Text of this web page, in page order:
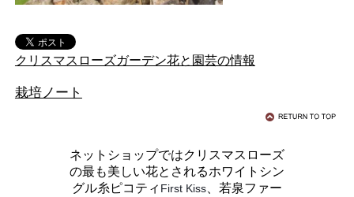
クリスマスローズガーデン花と園芸の情報
栽培ノート
ネットショップではクリスマスローズ
の最も美しい花とされるホワイトシン
グル糸ピコティ First Kiss 、若泉ファー